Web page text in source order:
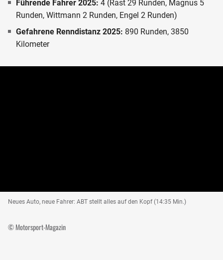
Führende Fahrer 2025: 4 (Rast 29 Runden, Magnus 5
Runden, Wittmann 2 Runden, Engel 2 Runden)
Gefahrene Renndistanz 2025: 890 Runden, 3850
Kilometer
Neues Auto, neue Fahrer: ABT stellt alles auf den Kopf (14:35 Min.)
© Motorsport-Magazin